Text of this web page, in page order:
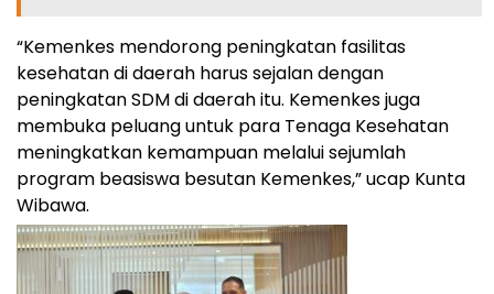
“Kemenkes mendorong peningkatan fasilitas
kesehatan di daerah harus sejalan dengan
peningkatan SDM di daerah itu. Kemenkes juga
membuka peluang untuk para Tenaga Kesehatan
meningkatkan kemampuan melalui sejumlah
program beasiswa besutan Kemenkes,” ucap Kunta
Wibawa.